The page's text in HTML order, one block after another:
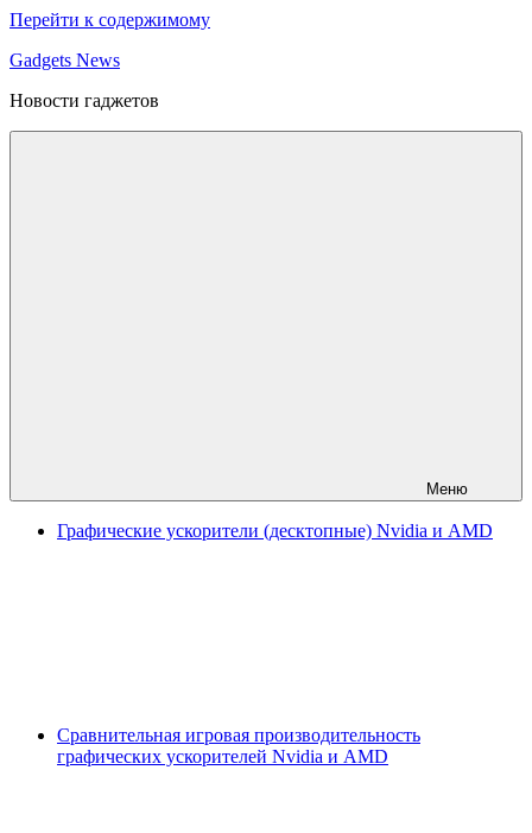
Перейти к содержимому
Gadgets News
Новости гаджетов
Меню
Графические ускорители (десктопные) Nvidia и AMD
Сравнительная игровая производительность
графических ускорителей Nvidia и AMD